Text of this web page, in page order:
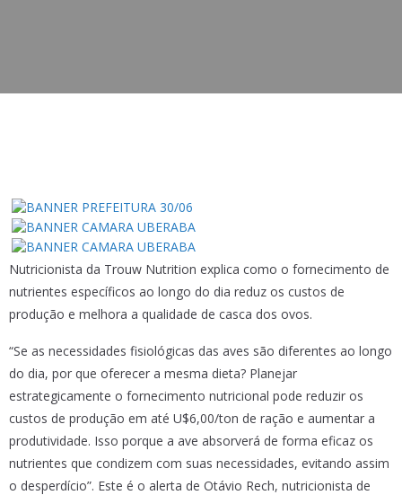
Nutricionista da Trouw Nutrition explica como o fornecimento de
nutrientes específicos ao longo do dia reduz os custos de
produção e melhora a qualidade de casca dos ovos.
“Se as necessidades fisiológicas das aves são diferentes ao longo
do dia, por que oferecer a mesma dieta? Planejar
estrategicamente o fornecimento nutricional pode reduzir os
custos de produção em até U$6,00/ton de ração e aumentar a
produtividade. Isso porque a ave absorverá de forma eficaz os
nutrientes que condizem com suas necessidades, evitando assim
o desperdício”. Este é o alerta de Otávio Rech, nutricionista de